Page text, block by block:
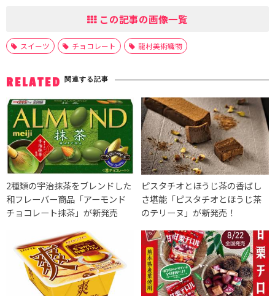
この記事の画像一覧
スイーツ チョコレート 龍村美術織物
RELATED 関連する記事
2種類の宇治抹茶をブレンドした
和フレーバー商品「アーモンド
チョコレート抹茶」が新発売
ピスタチオとほうじ茶の香ばし
さ堪能「ピスタチオとほうじ茶
のテリーヌ」が新発売！